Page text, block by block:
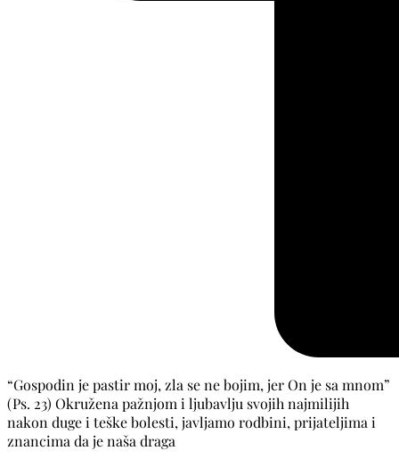
“Gospodin je pastir moj, zla se ne bojim, jer On je sa mnom”
(Ps. 23) Okružena pažnjom i ljubavlju svojih najmilijih
nakon duge i teške bolesti, javljamo rodbini, prijateljima i
znancima da je naša draga